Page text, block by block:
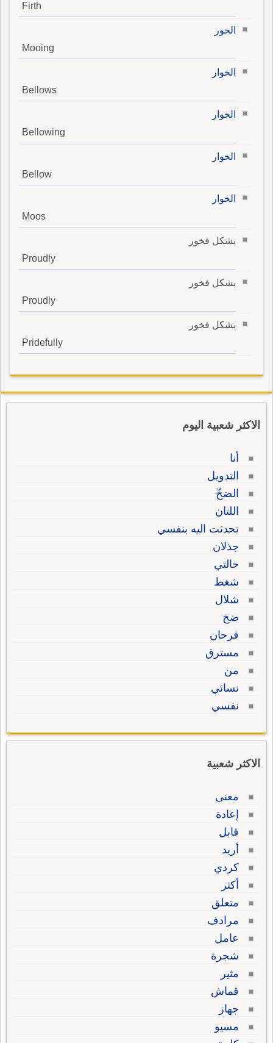
Firth
الخور
Mooing
الخوار
Bellows
الخوار
Bellowing
الخوار
Bellow
الخوار
Moos
بشكل فخور
Proudly
بشكل فخور
Proudly
بشكل فخور
Pridefully
الاكثر شعبية اليوم
أنا
التدويل
الضخّ
اللتان
تحدثت اليه بنفسي
جذلان
حالتي
شغط
شلال
ضخ
فرحان
مسترق
من
نسائي
نفسي
الاكثر شعبية
معنى
إعادة
قابل
أريد
كردي
أكثر
متعلق
مرادف
عامل
شجرة
مثير
قماش
جهاز
مسيو